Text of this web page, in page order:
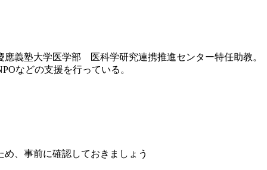
義塾大学医学部 医科学研究連携推進センター特任助教。
などの支援を行っている。
、事前に確認しておきましょう